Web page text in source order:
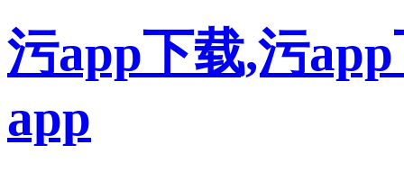
污app下载,污
app